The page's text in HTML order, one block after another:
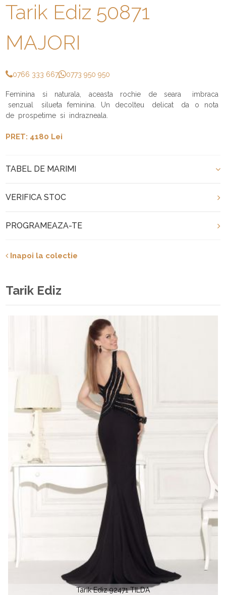
Tarik Ediz 50871
MAJORI
0766 333 667 0773 950 950
Feminina si naturala, aceasta rochie de seara imbraca
senzual silueta feminina. Un decolteu delicat da o nota
de prospetime si indrazneala.
PRET: 4180 Lei
TABEL DE MARIMI
VERIFICA STOC
PROGRAMEAZA-TE
Inapoi la colectie
Tarik Ediz